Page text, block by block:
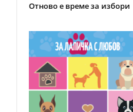
Отново е време за избори